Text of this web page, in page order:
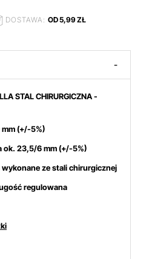
DOSTAWA: OD 5,99 ZŁ
-
STAL CHIRURGICZNA -
(+/-5%)
ok. 23,5/6 mm (+/-5%)
wykonane ze stali chirurgicznej
regulowana
interesuje się